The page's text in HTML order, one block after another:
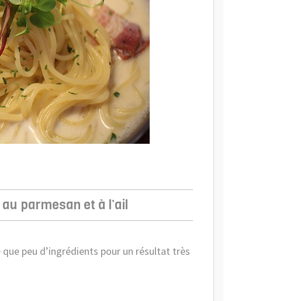
parmesan et à l’ail
peu d’ingrédients pour un résultat très